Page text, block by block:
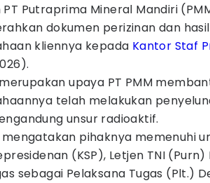
PT Putraprima Mineral Mandiri
dokumen perizinan dan
kliennya kepada Kantor Staf
upaya PT PMM
telah melakukan
unsur radioaktif.
pihaknya memenuhi
(KSP), Letjen TNI
sebagai Pelaksana Tugas (Plt.)